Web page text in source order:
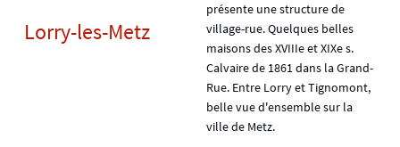
Lorry-les-Metz
présente une structure de
village-rue. Quelques belles
maisons des XVIIIe et XIXe s.
Calvaire de 1861 dans la Grand-
Rue. Entre Lorry et Tignomont,
belle vue d'ensemble sur la
ville de Metz.